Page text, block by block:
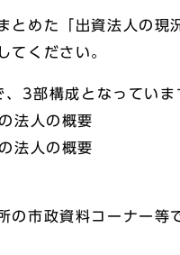
めた「出資法人の現
てください。
3部構成となってい
法人の概要
法人の概要
市政資料コーナー等